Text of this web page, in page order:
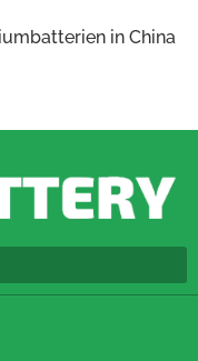
in China